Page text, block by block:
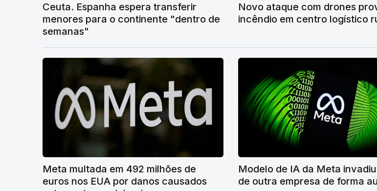
Ceuta. Espanha espera transferir
menores para o continente "dentro de
semanas"
Novo ataque com drones
incêndio em centro logístico
Meta multada em 492 milhões de
euros nos EUA por danos causados
Modelo de IA da Meta
de outra empresa de forma